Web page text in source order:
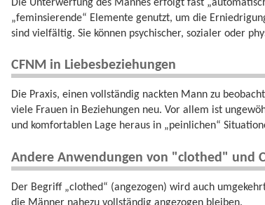
Die Unterwerfung des Mannes erfolgt fast
„feminsierende“ Elemente genutzt, um die
sind vielfältig. Sie können psychischer, sozialer oder
CFNM in Liebesbeziehungen
Die Praxis, einen vollständig nackten Mann zu
viele Frauen in Beziehungen neu. Vor allem ist
und komfortablen Lage heraus in „peinlichen“
Andere Anwendungen von "clothed" und
Der Begriff „clothed“ (angezogen) wird auch